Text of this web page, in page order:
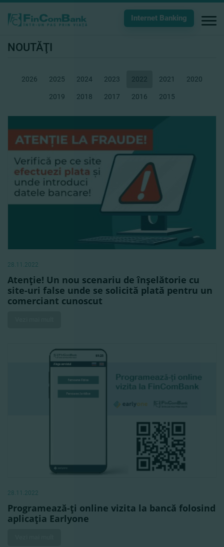
Internet Banking
NOUTĂŢI
2026 2025 2024 2023 2022 2021 2020
2019 2018 2017 2016 2015
28.11.2022
Atenţie! Un nou scenariu de înşelătorie cu
site-uri false unde se solicită plată pentru un
comerciant cunoscut
28.11.2022
Programează-ţi online vizita la bancă folosind
aplicaţia Earlyone